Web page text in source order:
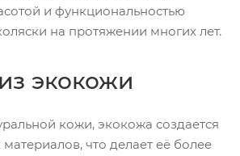
и функциональностью
на протяжении многих лет.
экокожи
кожи, экокожа создается
материалов, что делает её более